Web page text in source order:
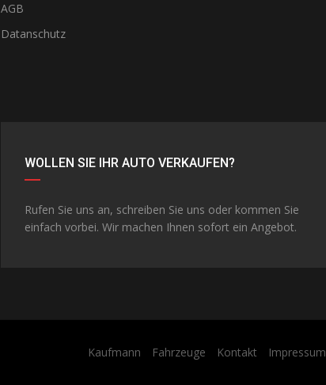
AGB
Datanschutz
WOLLEN SIE IHR AUTO VERKAUFEN?
Rufen Sie uns an, schreiben Sie uns oder kommen Sie
einfach vorbei. Wir machen Ihnen sofort ein Angebot.
Kaufmann Fahrzeuge Kontakt Impressum